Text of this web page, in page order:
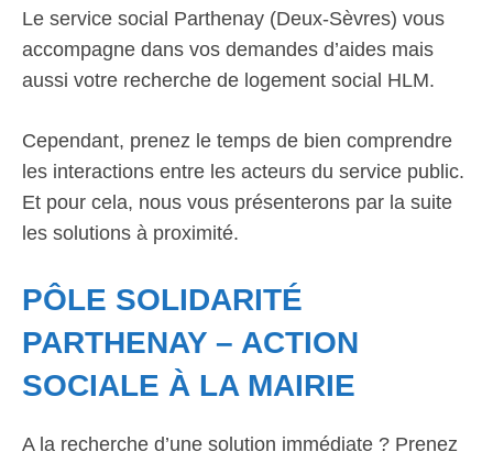
Le service social Parthenay (Deux-Sèvres) vous
accompagne dans vos demandes d’aides mais
aussi votre recherche de logement social HLM.
Cependant, prenez le temps de bien comprendre
les interactions entre les acteurs du service public.
Et pour cela, nous vous présenterons par la suite
les solutions à proximité.
PÔLE SOLIDARITÉ
PARTHENAY – ACTION
SOCIALE À LA MAIRIE
A la recherche d’une solution immédiate ? Prenez